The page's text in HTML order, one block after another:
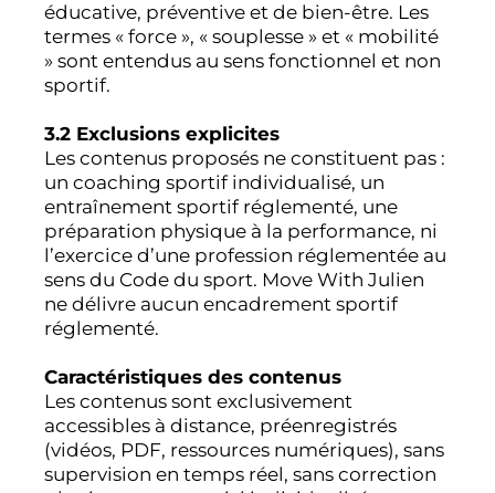
éducative, préventive et de bien-être. Les
termes « force », « souplesse » et « mobilité
» sont entendus au sens fonctionnel et non
sportif.
3.2 Exclusions explicites
Les contenus proposés ne constituent pas :
un coaching sportif individualisé, un
entraînement sportif réglementé, une
préparation physique à la performance, ni
l’exercice d’une profession réglementée au
sens du Code du sport. Move With Julien
ne délivre aucun encadrement sportif
réglementé.
Caractéristiques des contenus
Les contenus sont exclusivement
accessibles à distance, préenregistrés
(vidéos, PDF, ressources numériques), sans
supervision en temps réel, sans correction